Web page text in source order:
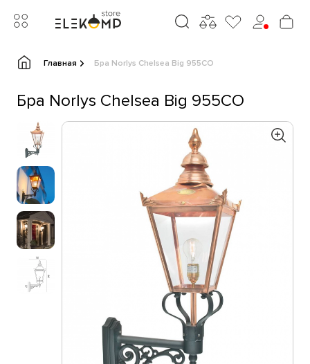
Главная Бра Norlys Chelsea Big 955CO
Бра Norlys Chelsea Big 955CO